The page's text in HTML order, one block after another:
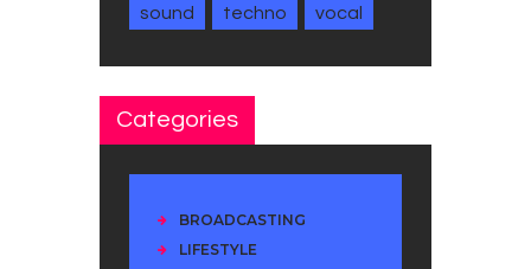
sound techno vocal
Categories
BROADCASTING
LIFESTYLE